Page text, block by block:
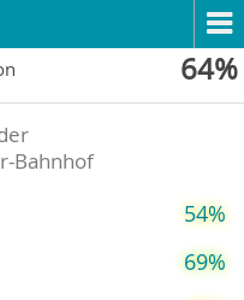
64%
Bahnhof
54%
69%